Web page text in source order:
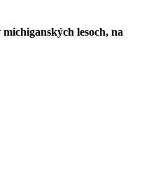
lesoch, na